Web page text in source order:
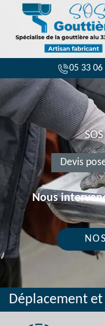
05 33 06
Devis
Nous
Déplacement